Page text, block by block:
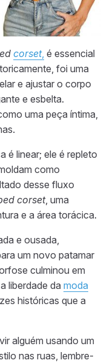
corset, é essencial
foi uma
e ajustar o corpo
e esbelta.
uma peça íntima,
é linear; ele é repleto
como
desse fluxo
corset, uma
e a área torácica.
e ousada,
um novo patamar
culminou em
liberdade da moda
históricas que a
alguém usando um
nas ruas, lembre-